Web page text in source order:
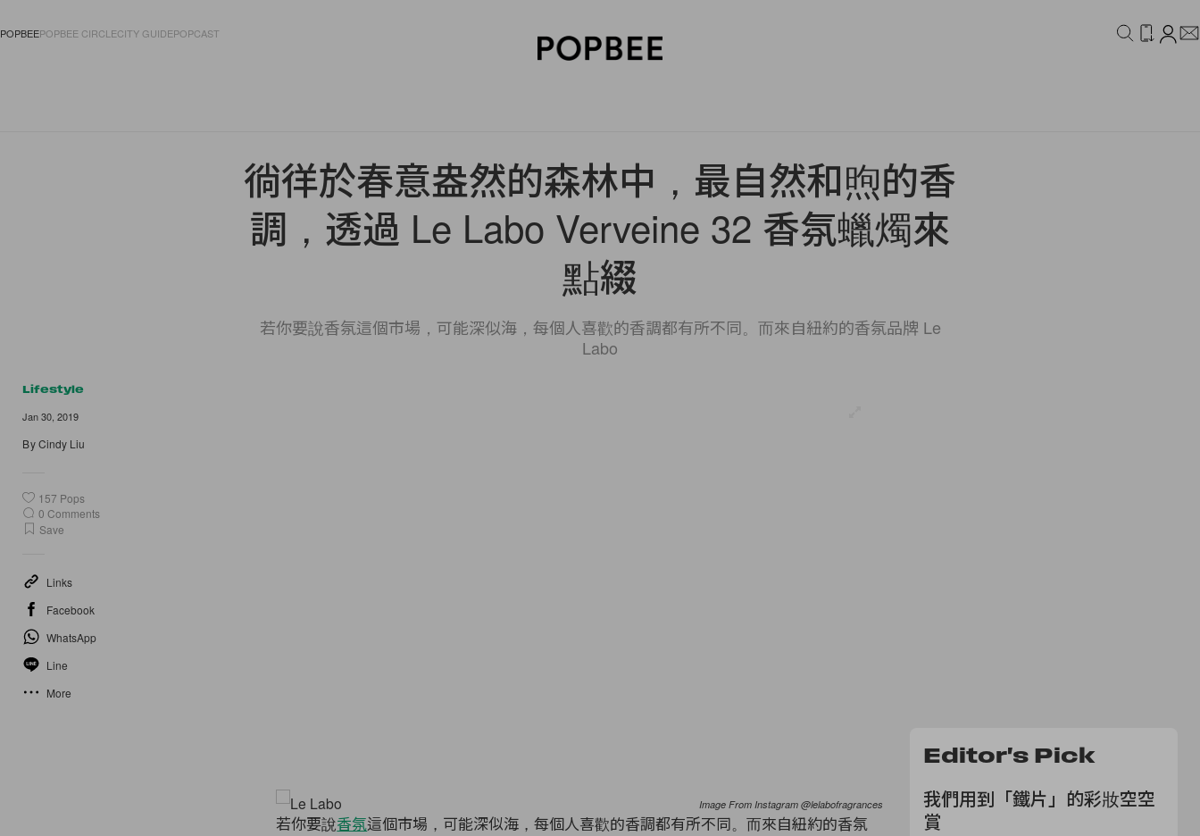
POPBEEPOPBEE CIRCLECITY GUIDEPOPCAST
徜徉於春意盎然的森林中，最自然和煦的香
調，透過 Le Labo Verveine 32 香氛蠟燭來
點綴
若你要說香氛這個市場，可能深似海，每個人喜歡的香調都有所不同。而來自紐約的香氛品牌 Le
Labo
Lifestyle
Jan 30, 2019
ByCindy Liu
157 Pops
0 Comments
Save
Links
Facebook
WhatsApp
Line
More
Image From Instagram @lelabofragrances
若你要說香氛這個市場，可能深似海，每個人喜歡的香調都有所不同。而來自紐約的香氛
Editor's Pick
我們用到「鐵片」的彩妝空空
賞